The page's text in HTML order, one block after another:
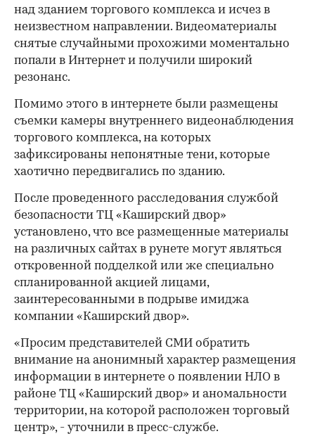
над зданием торгового комплекса и исчез в
неизвестном направлении. Видеоматериалы
снятые случайными прохожими моментально
попали в Интернет и получили широкий
резонанс.
Помимо этого в интернете были размещены
съемки камеры внутреннего видеонаблюдения
торгового комплекса, на которых
зафиксированы непонятные тени, которые
хаотично передвигались по зданию.
После проведенного расследования службой
безопасности ТЦ «Каширский двор»
установлено, что все размещенные материалы
на различных сайтах в рунете могут являться
откровенной подделкой или же специально
спланированной акцией лицами,
заинтересованными в подрыве имиджа
компании «Каширский двор».
«Просим представителей СМИ обратить
внимание на анонимный характер размещения
информации в интернете о появлении НЛО в
районе ТЦ «Каширский двор» и аномальности
территории, на которой расположен торговый
центр», - уточнили в пресс-службе.